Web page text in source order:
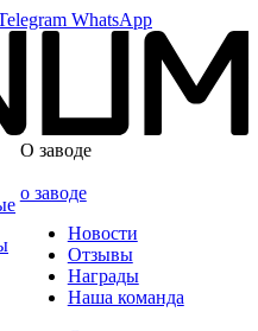
WhatsApp
О заводе
о заводе
Новости
Отзывы
Награды
Наша команда